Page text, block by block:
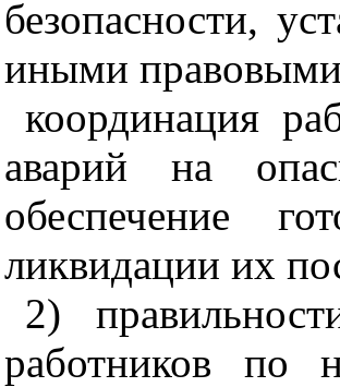
безопасности,
иными
координация
аварий на
обеспечение
ликвидации их
2)
работников по